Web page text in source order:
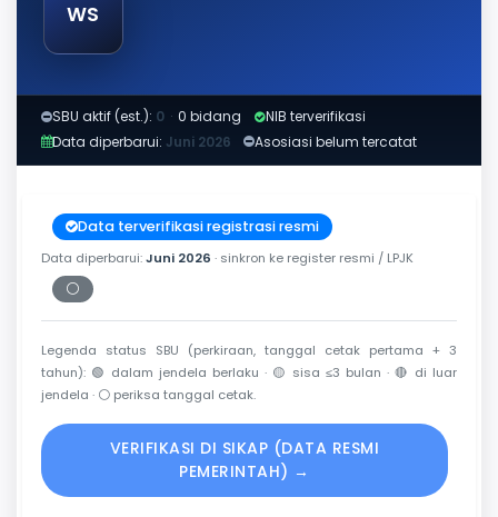
WS
SBU aktif (est.): 0 · 0 bidang
NIB terverifikasi
Data diperbarui: Juni 2026 Asosiasi belum tercatat
Data terverifikasi registrasi resmi
Data diperbarui:Juni 2026 · sinkron ke register resmi / LPJK
⚪
Periksa tanggal cetak
Legenda status SBU (perkiraan, tanggal cetak pertama + 3
tahun): 🟢 dalam jendela berlaku · 🟡 sisa ≤3 bulan · 🔴 di luar
jendela · ⚪ periksa tanggal cetak.
VERIFIKASI DI SIKAP (DATA RESMI
PEMERINTAH) →